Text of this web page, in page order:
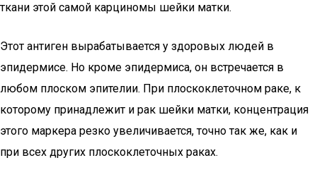
ткани этой самой карциномы шейки матки.
Этот антиген вырабатывается у здоровых людей в
эпидермисе. Но кроме эпидермиса, он встречается в
любом плоском эпителии. При плоскоклеточном раке, к
которому принадлежит и рак шейки матки, концентрация
этого маркера резко увеличивается, точно так же, как и
при всех других плоскоклеточных раках.